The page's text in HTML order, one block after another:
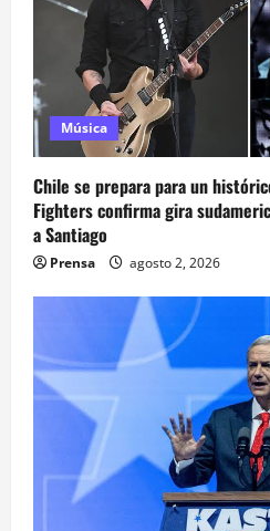
Música
Chile se prepara para un
Fighters confirma gira
a Santiago
Prensa agosto 2, 2026